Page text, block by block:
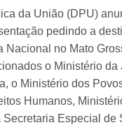
da União (DPU)
pedindo a
Nacional no Mato
o Ministério da
o Ministério dos
Humanos,
Secretaria Especial de